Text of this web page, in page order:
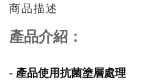
商品描述
產品介紹：
- 產品使用抗菌塗層處理